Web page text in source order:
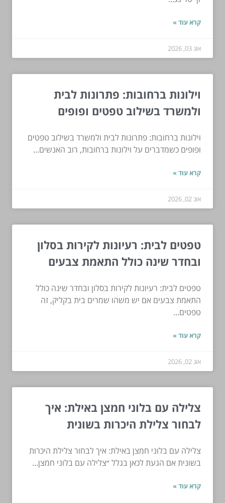
קרא עוד »
אוג 03, 2026
וילונות ברחובות: פתרונות לבית
ולמשרד בשילוב טפטים ופופים
וילונות ברחובות: פתרונות לבית ולמשרד בשילוב טפטים
ופופים כשמדברים על וילונות ברחובות, רוב האנשים...
קרא עוד »
אוג 02, 2026
טפטים לבית: רעיונות לקירות בסלון
ובחדר שינה כולל התאמת צבעים
טפטים לבית: רעיונות לקירות בסלון ובחדר שינה כולל
התאמת צבעים אם יש משהו שמרים בית בקליק, זה
טפטים...
קרא עוד »
אוג 02, 2026
צלילה עם בלוני חמצן באילת: איך
לבחור צלילת היכרות בשונית
צלילה עם בלוני חמצן באילת: איך לבחור צלילת היכרות
בשונית אם הגעת לכאן בגלל ״צלילה עם בלוני חמצן...
קרא עוד »